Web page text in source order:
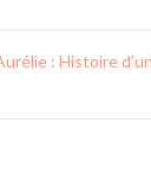
: Histoire